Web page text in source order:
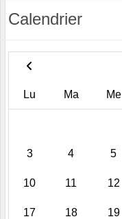
Calendrier
Lu Ma Me
3 4 5
10 11 12
17 18 19